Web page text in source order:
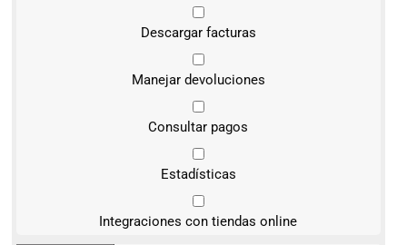
Descargar facturas
Manejar devoluciones
Consultar pagos
Estadísticas
Integraciones con tiendas online